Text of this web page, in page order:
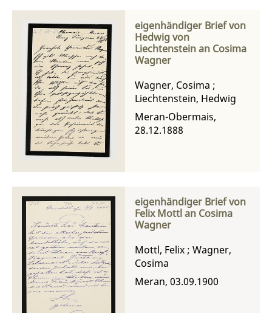
eigenhändiger Brief von
Hedwig von
Liechtenstein an Cosima
Wagner
Wagner, Cosima ;
Liechtenstein, Hedwig
Meran-Obermais,
28.12.1888
eigenhändiger Brief von
Felix Mottl an Cosima
Wagner
Mottl, Felix ; Wagner,
Cosima
Meran, 03.09.1900